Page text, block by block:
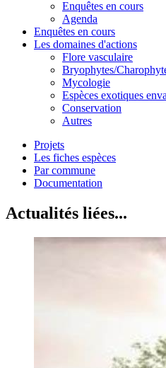
Enquêtes en cours
Agenda
Enquêtes en cours
Les domaines d'actions
Flore vasculaire
Bryophytes/
Mycologie
Espèces exotiques
Conservation
Autres
Projets
Les fiches espèces
Par commune
Documentation
Actualités liées...